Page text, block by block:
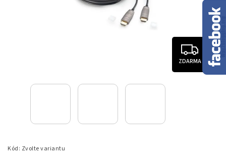
ZDARMA
Kód: Zvolte variantu